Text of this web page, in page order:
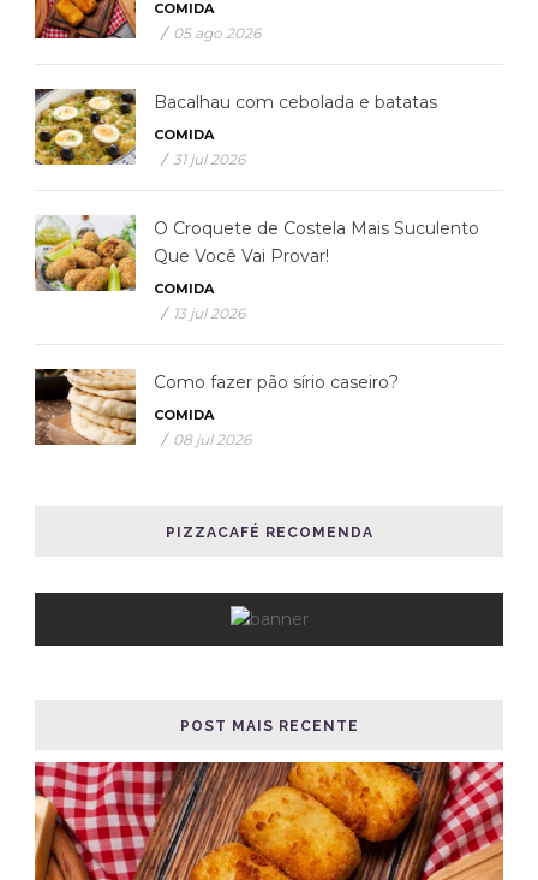
COMIDA
/ 05 ago 2026
Bacalhau com cebolada e batatas
COMIDA
/ 31 jul 2026
O Croquete de Costela Mais Suculento
Que Você Vai Provar!
COMIDA
/ 13 jul 2026
Como fazer pão sírio caseiro?
COMIDA
/ 08 jul 2026
PIZZACAFÉ RECOMENDA
POST MAIS RECENTE